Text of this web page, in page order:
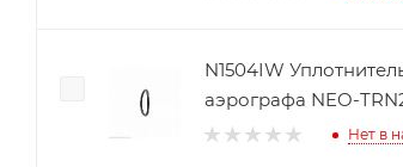
N1504IW
аэрографа NEO-
Нет в